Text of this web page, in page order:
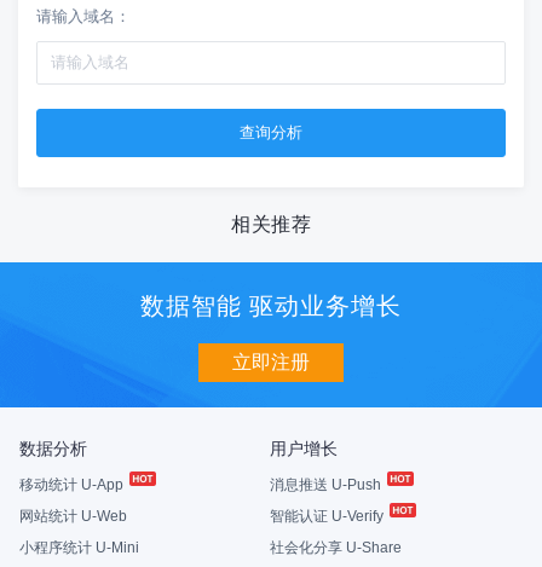
请输入域名：
相关推荐
数据智能 驱动业务增长
立即注册
数据分析
移动统计 U-App
网站统计 U-Web
小程序统计 U-Mini
用户增长
消息推送 U-Push
智能认证 U-Verify
社会化分享 U-Share